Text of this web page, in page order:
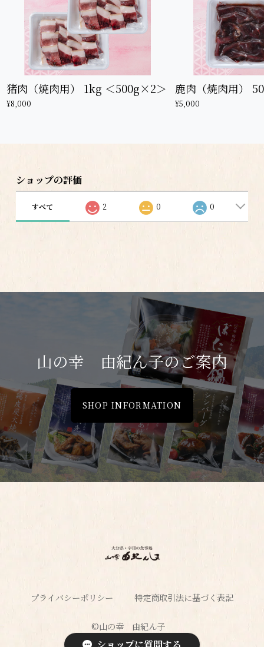
猪肉（焼肉用） 1kg ＜500g×2＞
¥8,000
鹿肉（焼肉用）
¥5,000
ショップの評価
すべて 2 0 0
山の幸 由紀ん子のご案内
SHOP INFORMATION
プライバシーポリシー 特定商取引法に基づく表記
©︎山の幸 由紀ん子